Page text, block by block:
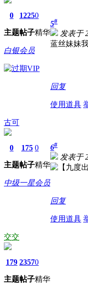
0
主题
1225
帖子
0
精华
白银会员
5#
发表于
蓝丝妹妹
回复
使用道具
古可
0
主题
175
帖子
0
精华
中级一星会员
6#
发表于
回复
使用道具
交交
179
主题
2357
帖子
0
精华